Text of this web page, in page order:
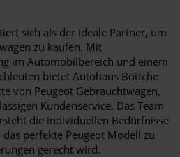
sich als der ideale Partner, um
zu kaufen. Mit
im Automobilbereich und einem
bietet Autohaus Böttche
von Peugeot Gebrauchtwagen,
Kundenservice. Das Team
die individuellen Bedürfnisse
perfekte Peugeot Modell zu
gerecht wird.